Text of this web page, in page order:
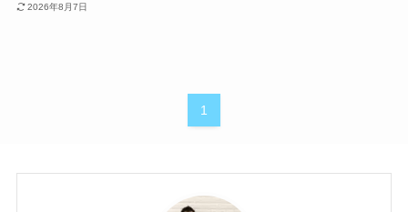
2026年8月7日
1